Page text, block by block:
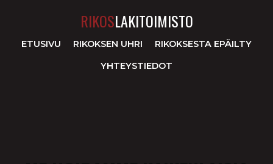
RIKOSLAKITOIMISTO
ETUSIVU RIKOKSEN UHRI
RIKOKSESTA EPÄILTY
YHTEYSTIEDOT